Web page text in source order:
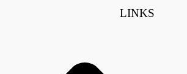
LINKS